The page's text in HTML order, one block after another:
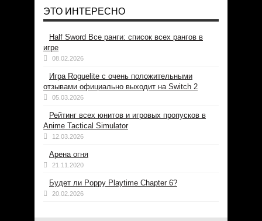
ЭТО ИНТЕРЕСНО
Half Sword Все ранги: список всех рангов в
игре
08.02.2026
Игра Roguelite с очень положительными
отзывами официально выходит на Switch 2
05.03.2026
Рейтинг всех юнитов и игровых пропусков в
Anime Tactical Simulator
12.03.2026
Арена огня
21.11.2020
Будет ли Poppy Playtime Chapter 6?
20.02.2026